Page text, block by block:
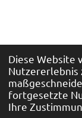
Diese Website
Nutzererlebnis
fortgesetzte
Ihre